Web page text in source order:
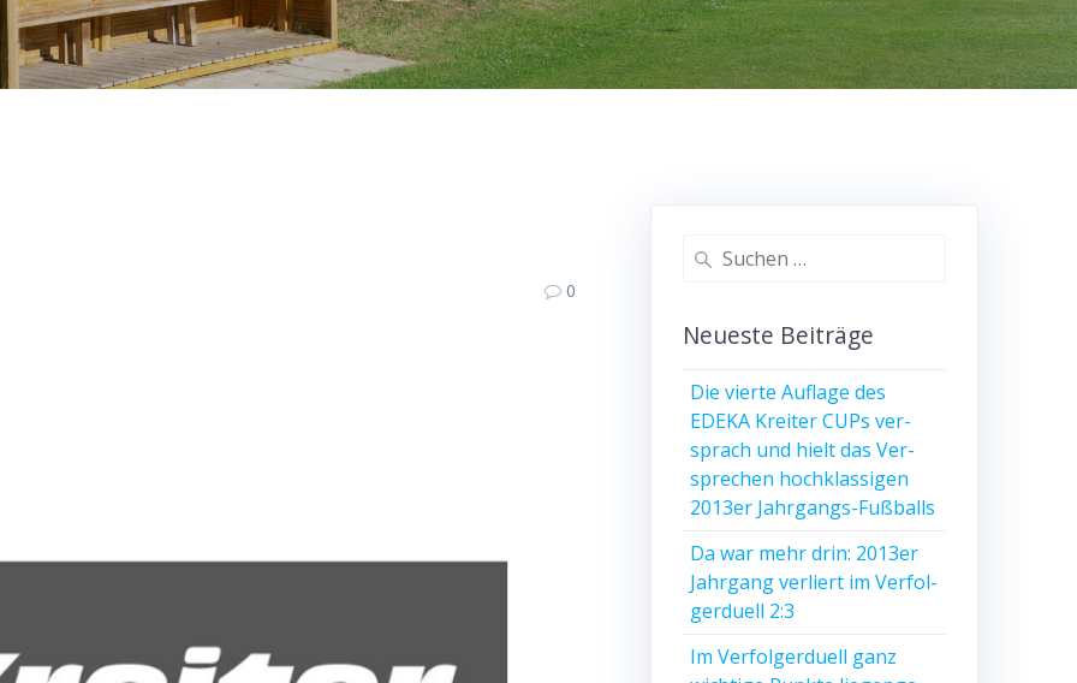
0
Suche
Neu­es­te Beiträge
Die vier­te Auf­la­ge des
EDEKA Krei­ter CUPs ver­
sprach und hielt das Ver­
spre­chen hoch­klas­si­gen
2013er Jahrgangs-Fußballs
Da war mehr drin: 2013er
Jahr­gang ver­liert im Ver­fol­
ger­du­ell 2:3
Im Ver­fol­ger­du­ell ganz